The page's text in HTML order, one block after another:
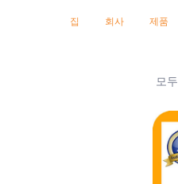
집 회사 제품
인증서
소식
제품
모두